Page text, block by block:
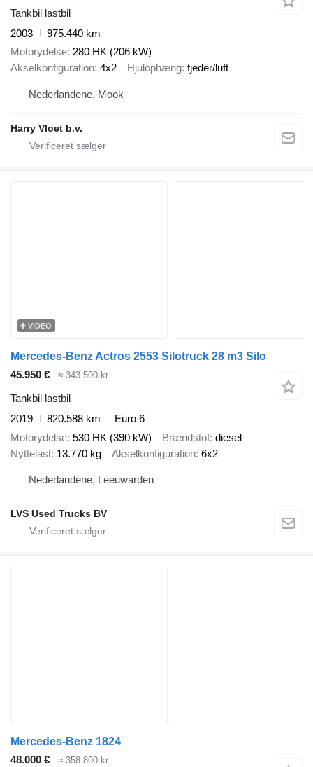
Tankbil lastbil
2003
975.440 km
Motorydelse 280 HK (206 kW)
Akselkonfiguration 4x2 Hjulophæng fjeder/luft
Nederlandene, Mook
Harry Vloet b.v.
VIDEO
Mercedes-Benz Actros 2553 Silotruck 28 m3 Silo
45.950 €
≈ 343.500 kr.
Tankbil lastbil
2019
820.588 km
Euro 6
Motorydelse 530 HK (390 kW) Brændstof diesel
Nyttelast 13.770 kg Akselkonfiguration 6x2
Nederlandene, Leeuwarden
LVS Used Trucks BV
Mercedes-Benz 1824
48.000 €
≈ 358.800 kr.